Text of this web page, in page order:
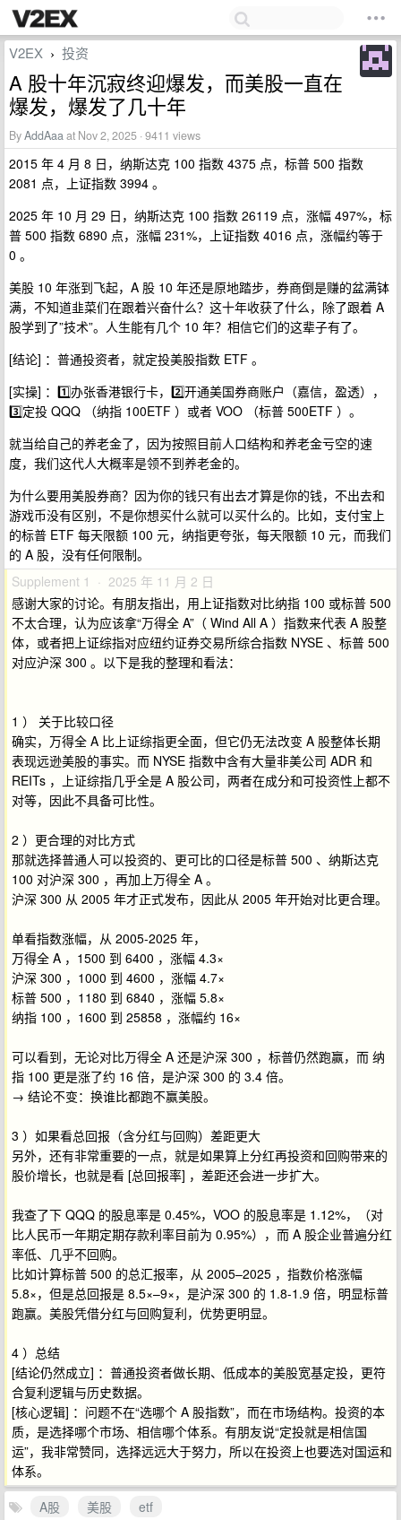
V2EX › 投资
A 股十年沉寂终迎爆发，而美股一直在
爆发，爆发了几十年
ByAddAaaat Nov 2, 2025 · 9411 views
2015 年 4 月 8 日，纳斯达克 100 指数 4375 点，标普 500 指数
2081 点，上证指数 3994 。
2025 年 10 月 29 日，纳斯达克 100 指数 26119 点，涨幅 497%，标
普 500 指数 6890 点，涨幅 231%，上证指数 4016 点，涨幅约等于
0 。
美股 10 年涨到飞起，A 股 10 年还是原地踏步，券商倒是赚的盆满钵
满，不知道韭菜们在跟着兴奋什么？这十年收获了什么，除了跟着 A
股学到了”技术”。人生能有几个 10 年？相信它们的这辈子有了。
[结论] ：普通投资者，就定投美股指数 ETF 。
[实操] ：1️⃣办张香港银行卡，2️⃣开通美国券商账户（嘉信，盈透），
3️⃣定投 QQQ （纳指 100ETF ）或者 VOO （标普 500ETF ）。
就当给自己的养老金了，因为按照目前人口结构和养老金亏空的速
度，我们这代人大概率是领不到养老金的。
为什么要用美股券商？因为你的钱只有出去才算是你的钱，不出去和
游戏币没有区别，不是你想买什么就可以买什么的。比如，支付宝上
的标普 ETF 每天限额 100 元，纳指更夸张，每天限额 10 元，而我们
的 A 股，没有任何限制。
Supplement 1 · 2025 年 11 月 2 日
感谢大家的讨论。有朋友指出，用上证指数对比纳指 100 或标普 500
不太合理，认为应该拿“万得全 A”（ Wind All A ）指数来代表 A 股整
体，或者把上证综指对应纽约证券交易所综合指数 NYSE 、标普 500
对应沪深 300 。以下是我的整理和看法：
1 ） 关于比较口径
确实，万得全 A 比上证综指更全面，但它仍无法改变 A 股整体长期
表现远逊美股的事实。而 NYSE 指数中含有大量非美公司 ADR 和
REITs ，上证综指几乎全是 A 股公司，两者在成分和可投资性上都不
对等，因此不具备可比性。
2 ）更合理的对比方式
那就选择普通人可以投资的、更可比的口径是标普 500 、纳斯达克
100 对沪深 300 ，再加上万得全 A 。
沪深 300 从 2005 年才正式发布，因此从 2005 年开始对比更合理。
单看指数涨幅，从 2005-2025 年，
万得全 A ，1500 到 6400 ，涨幅 4.3×
沪深 300 ，1000 到 4600 ，涨幅 4.7×
标普 500 ，1180 到 6840 ，涨幅 5.8×
纳指 100 ，1600 到 25858 ，涨幅约 16×
可以看到，无论对比万得全 A 还是沪深 300 ，标普仍然跑赢，而 纳
指 100 更是涨了约 16 倍，是沪深 300 的 3.4 倍。
→ 结论不变：换谁比都跑不赢美股。
3 ）如果看总回报（含分红与回购）差距更大
另外，还有非常重要的一点，就是如果算上分红再投资和回购带来的
股价增长，也就是看 [总回报率] ，差距还会进一步扩大。
我查了下 QQQ 的股息率是 0.45%，VOO 的股息率是 1.12%，（对
比人民币一年期定期存款利率目前为 0.95%），而 A 股企业普遍分红
率低、几乎不回购。
比如计算标普 500 的总汇报率，从 2005–2025 ，指数价格涨幅
5.8×，但是总回报是 8.5×–9×，是沪深 300 的 1.8-1.9 倍，明显标普
跑赢。美股凭借分红与回购复利，优势更明显。
4 ）总结
[结论仍然成立] ：普通投资者做长期、低成本的美股宽基定投，更符
合复利逻辑与历史数据。
[核心逻辑] ：问题不在“选哪个 A 股指数”，而在市场结构。投资的本
质，是选择哪个市场、相信哪个体系。有朋友说“定投就是相信国
运”，我非常赞同，选择远远大于努力，所以在投资上也要选对国运和
体系。
A股
美股
etf